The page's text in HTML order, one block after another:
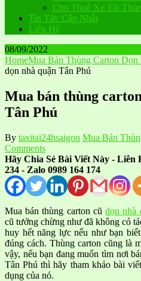
Cho Thuê Xe Tải
Tin Tức Cập Nhật
Liên Hệ
08/09/2022
HomeMua Bán Thùng Carton Dọn
dọn nhà quận Tân Phú
Mua bán thùng
Tân Phú
By taxitai24hsaigon Mua Bán
Comments
Hãy Chia Sẻ Bài Viết Này - Liên
234 - Zalo 0989 164 174
Mua bán thùng carton cũdọn nhà
cũ tưởng chừng như đã không có
huy hết năng lực nếu như bạn
đúng cách. Thùng carton cũng là
vậy, nếu bạn đang muốn tìm nơi
Tân Phú thì hãy tham khảo bài
dụng của nó.